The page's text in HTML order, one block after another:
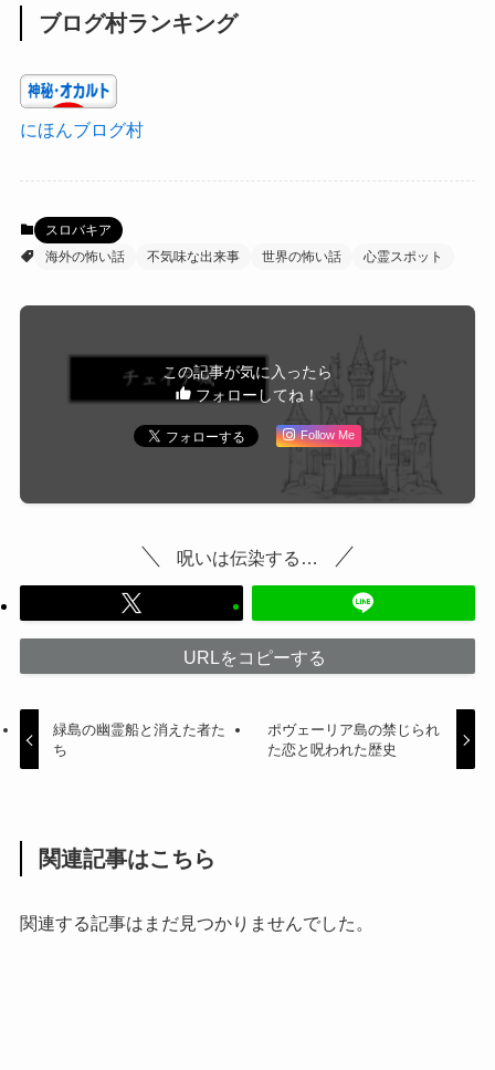
ブログ村ランキング
にほんブログ村
スロバキア
海外の怖い話
不気味な出来事 世界の怖い話 心霊スポット
この記事が気に入ったら
フォローしてね！
Follow Me
呪いは伝染する…
URLをコピーする
緑島の幽霊船と消えた者た
ち
ポヴェーリア島の禁じられ
た恋と呪われた歴史
関連記事はこちら
関連する記事はまだ見つかりませんでした。